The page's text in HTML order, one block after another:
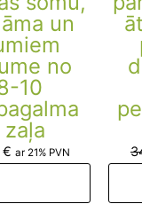
un
no
10
€ ar 21% PVN